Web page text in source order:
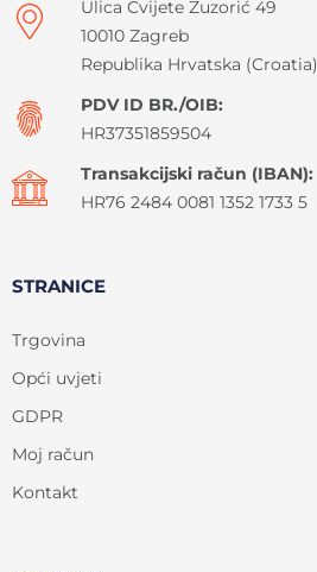
Ulica Cvijete Zuzorić 49
10010 Zagreb
Republika Hrvatska (Croatia)
PDV ID BR./OIB:
HR37351859504
Transakcijski račun (IBAN):
HR76 2484 0081 1352 1733 5
STRANICE
Trgovina
Opći uvjeti
GDPR
Moj račun
Kontakt